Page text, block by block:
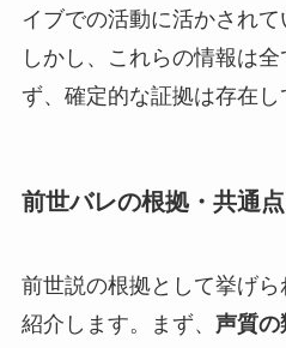
イブでの活動に活かされて
しかし、これらの情報は
ず、確定的な証拠は存在し
前世バレの根拠・共通点
前世説の根拠として挙げ
紹介します。まず、 声質の